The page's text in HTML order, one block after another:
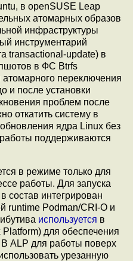
в openSUSE Leap
атомарных образов
инфраструктуры
инструментарий
transactional-update) в
в ФС Btrfs
переключения
и после установки
проблем после
откатить систему в
ядра Linux без
поддерживаются
в режиме только для
работы. Для запуска
состав интегрирован
runtime Podman/CRI-O и
используется в
для обеспечения
ALP для работы поверх
урезанную